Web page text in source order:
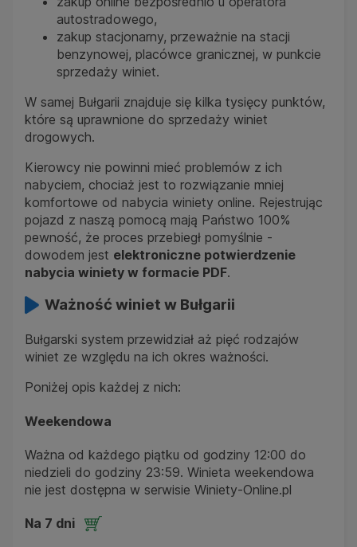
autostradowego,
zakup stacjonarny, przeważnie na stacji
benzynowej, placówce granicznej, w punkcie
sprzedaży winiet.
W samej Bułgarii znajduje się kilka tysięcy punktów,
które są uprawnione do sprzedaży winiet
drogowych.
Kierowcy nie powinni mieć problemów z ich
nabyciem, chociaż jest to rozwiązanie mniej
komfortowe od nabycia winiety online. Rejestrując
pojazd z naszą pomocą mają Państwo 100%
pewność, że proces przebiegł pomyślnie -
dowodem jest elektroniczne potwierdzenie
nabycia winiety w formacie PDF.
Ważność winiet w Bułgarii
Bułgarski system przewidział aż pięć rodzajów
winiet ze względu na ich okres ważności.
Poniżej opis każdej z nich:
Weekendowa
Ważna od każdego piątku od godziny 12:00 do
niedzieli do godziny 23:59. Winieta weekendowa
nie jest dostępna w serwisie Winiety-Online.pl
Na 7 dni